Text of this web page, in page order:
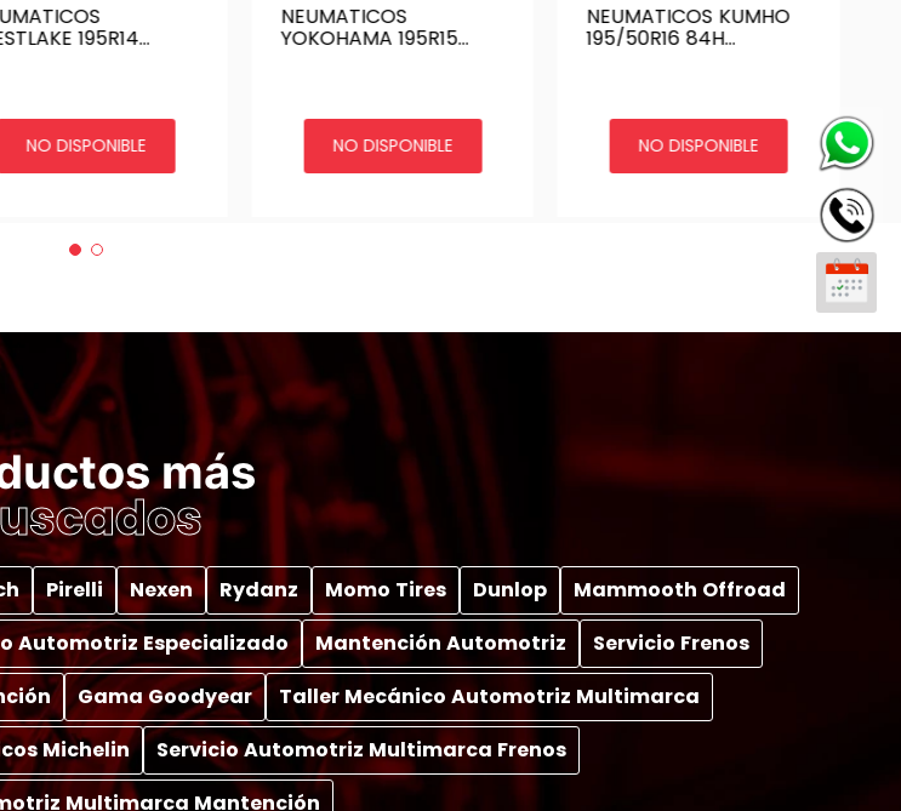
195R14
NO DISPONIBLE
NEUMATICOS
YOKOHAMA 195R15
NO DISPONIBLE
NEUMATICOS KUMHO
195/50R16 84H
NO DISPONIBLE
más
Pirelli Nexen Rydanz Momo Tires Dunlop
Mammooth Offroad
Automotriz Especializado Mantención Automotriz
Servicio Frenos
Gama Goodyear
Taller Mecánico Automotriz Multimarca
Michelin
Servicio Automotriz Multimarca Frenos
Multimarca Mantención